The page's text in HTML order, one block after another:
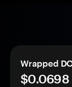
Wrapped
$0.0698